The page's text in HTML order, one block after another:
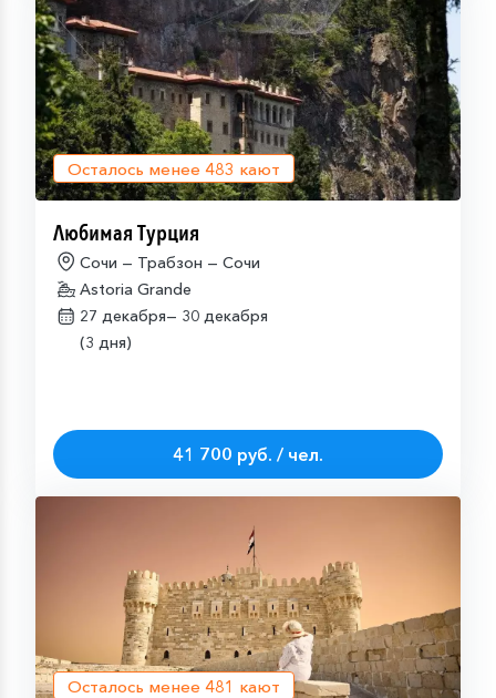
Осталось менее 483 кают
Любимая Турция
Сочи — Трабзон — Сочи
Astoria Grande
27 декабря— 30 декабря
(3 дня)
41 700 руб. / чел.
Осталось менее 481 кают